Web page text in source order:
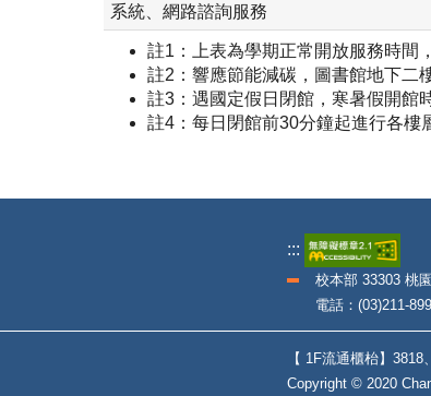
系統、網路諮詢服務
註1：上表為學期正常開放服務時間
註2：響應節能減碳，圖書館地下二
註3：遇國定假日閉館，寒暑假開館
註4：每日閉館前30分鐘起進行各樓
:::
校本部 33303 桃
電話：(03)211-
【 1F流通櫃枱】
Copyright © 2020